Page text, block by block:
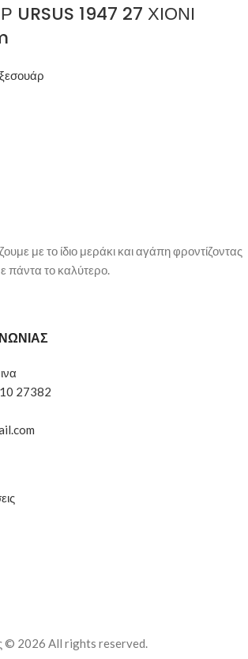
1947 27 ΧΙΟΝΙ
με το ίδιο μεράκι και αγάπη φροντίζοντας
πάντα το καλύτερο.
27382
© 2026 All rights reserved.